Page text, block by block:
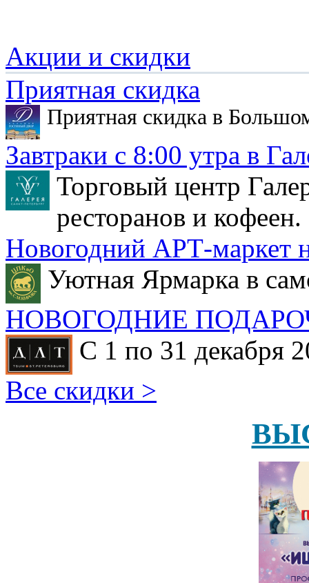
Акции и скидки
Приятная скидка
Приятная скидка в
Завтраки с 8:00 утра в
Торговый центр
ресторанов и кофеен.
Новогодний АРТ-маркет
Уютная Ярмарка в
НОВОГОДНИЕ
С 1 по 31 декабря
Все скидки >